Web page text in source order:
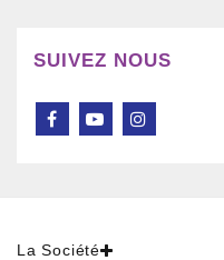
SUIVEZ NOUS
La Société